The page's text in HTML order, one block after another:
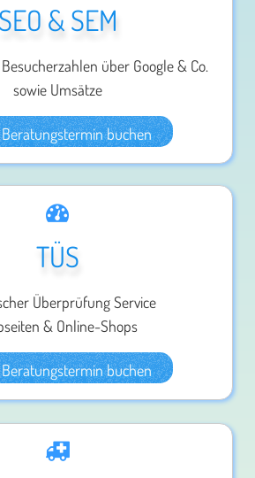
SEO & SEM
über Google & Co.
sowie Umsätze
buchen
TÜS
Überprüfung Service
& Online-Shops
buchen